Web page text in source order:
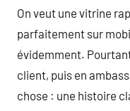
On veut une vitrine
parfaitement sur
évidemment.
client, puis en
chose : une histoire